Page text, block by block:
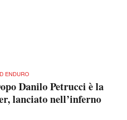
ENDURO
Danilo Petrucci è la
lanciato nell’inferno